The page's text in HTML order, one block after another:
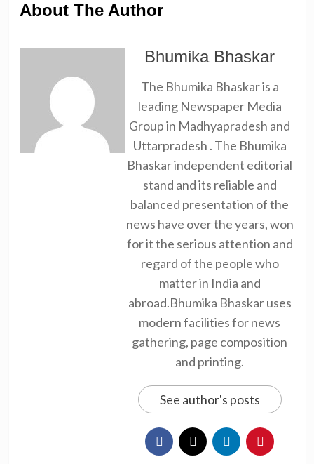
About The Author
Bhumika Bhaskar
The Bhumika Bhaskar is a
leading Newspaper Media
Group in Madhyapradesh and
Uttarpradesh . The Bhumika
Bhaskar independent editorial
stand and its reliable and
balanced presentation of the
news have over the years, won
for it the serious attention and
regard of the people who
matter in India and
abroad.Bhumika Bhaskar uses
modern facilities for news
gathering, page composition
and printing.
See author's posts